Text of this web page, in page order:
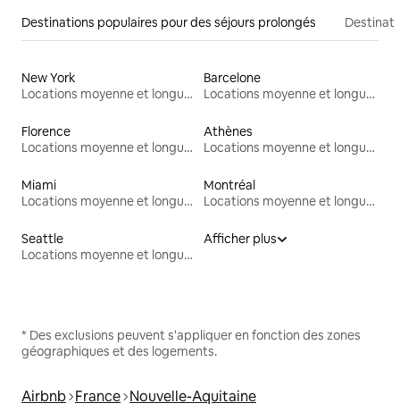
Destinations populaires pour des séjours prolongés
New York
Locations moyenne et longue durée
Barcelone
Locations moyenne et longue durée
Florence
Locations moyenne et longue durée
Athènes
Locations moyenne et longue durée
Miami
Locations moyenne et longue durée
Montréal
Locations moyenne et longue durée
Seattle
Locations moyenne et longue durée
Afficher plus
* Des exclusions peuvent s'appliquer en fonction des zones
géographiques et des logements.
Airbnb France Nouvelle-Aquitaine